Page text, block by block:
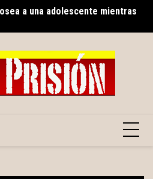
a una adolescente mientras
Maya facilitará traslados